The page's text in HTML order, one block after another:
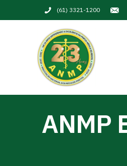
(61) 3321-1200
ANMP